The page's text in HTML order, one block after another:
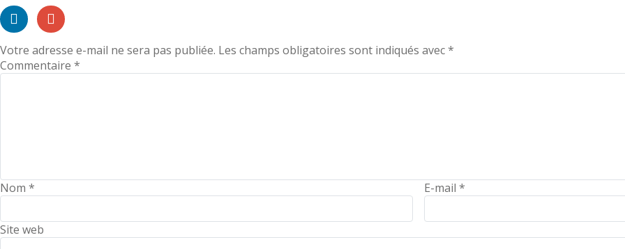
Votre adresse e-mail ne sera pas publiée. Les champs obligatoires sont indiqués avec*
Commentaire *
Nom * E-mail *
Site web